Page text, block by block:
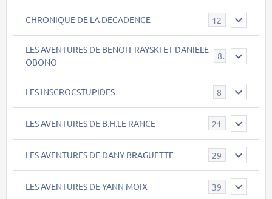
CHRONIQUE DE LA DECADENCE 12
LES AVENTURES DE BENOIT RAYSKI ET DANIELE
OBONO
8
LES INSCROCSTUPIDES 8
LES AVENTURES DE B.H.LE RANCE 21
LES AVENTURES DE DANY BRAGUETTE 29
LES AVENTURES DE YANN MOIX 39